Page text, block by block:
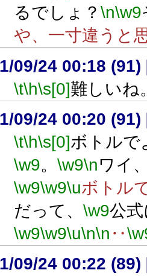
るでしょ？ \n\w9
や、一寸違うと
09/24 00:18 (91)
\t\h\s[0]難しいね
09/24 00:20 (91)
\t\h\s[0]ボトル
\w9。 \w9\nワイ
\w9\w9\uボトル
だって、 \w9公
\w9\w9\u\n\n ‥
09/24 00:22 (89)